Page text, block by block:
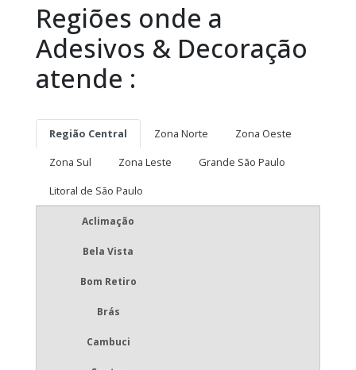
Regiões onde a
Adesivos & Decoração
atende :
Região Central Zona Norte
Zona Oeste
Zona Sul
Zona Leste
Grande São Paulo
Litoral de São Paulo
Aclimação
Bela Vista
Bom Retiro
Brás
Cambuci